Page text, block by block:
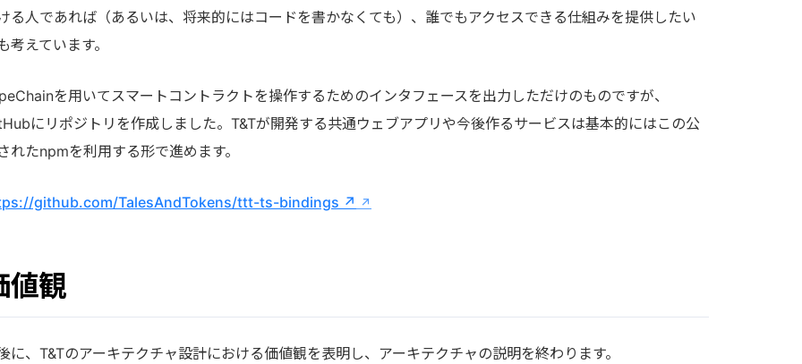
る人であれば（あるいは、将来的にはコードを書かなくても）、誰でもアクセスできる仕組みを提供したい
考えています。
を用いてスマートコントラクトを操作するためのインタフェースを出力しただけのものですが、
にリポジトリを作成しました。T&Tが開発する共通ウェブアプリや今後作るサービスは基本的にはこの公
れたnpmを利用する形で進めます。
github.com/TalesAndTokens/ttt-ts-bindings ↗
値観
に、T&Tのアーキテクチャ設計における価値観を表明し、アーキテクチャの説明を終わります。